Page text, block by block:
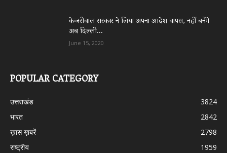
केजरीवाल सरकार ने लिया अपना आदेश वापस, नहीं बनेंगे
अब दिल्ली...
June 15, 2020
POPULAR CATEGORY
उत्तराखंड
3824
भारत
2842
ख़ास ख़बरें
2798
राष्ट्रीय
1959